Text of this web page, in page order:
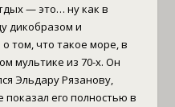
— это… ну как в
дикобразом и
том, что такое море, в
мультике из 70-х. Он
Эльдару Рязанову,
его полностью в